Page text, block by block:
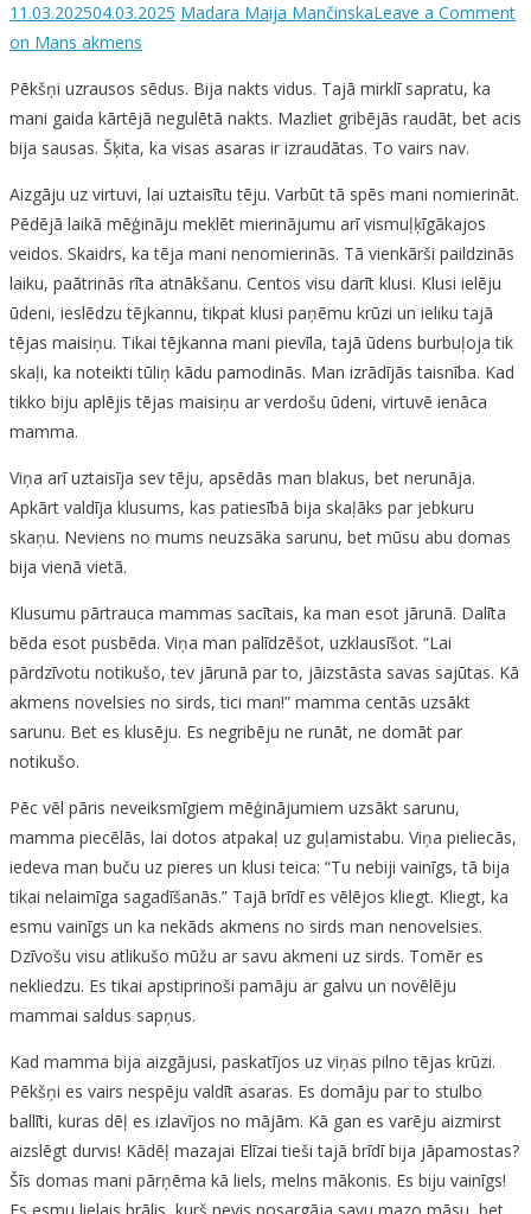
11.03.202504.03.2025 Madara Maija MančinskaLeave a Comment
on Mans akmens
Pēkšņi uzrausos sēdus. Bija nakts vidus. Tajā mirklī sapratu, ka
mani gaida kārtējā negulētā nakts. Mazliet gribējās raudāt, bet acis
bija sausas. Šķita, ka visas asaras ir izraudātas. To vairs nav.
Aizgāju uz virtuvi, lai uztaisītu tēju. Varbūt tā spēs mani nomierināt.
Pēdējā laikā mēģināju meklēt mierinājumu arī vismuļķīgākajos
veidos. Skaidrs, ka tēja mani nenomierinās. Tā vienkārši paildzinās
laiku, paātrinās rīta atnākšanu. Centos visu darīt klusi. Klusi ielēju
ūdeni, ieslēdzu tējkannu, tikpat klusi paņēmu krūzi un ieliku tajā
tējas maisiņu. Tikai tējkanna mani pievīla, tajā ūdens burbuļoja tik
skaļi, ka noteikti tūliņ kādu pamodinās. Man izrādījās taisnība. Kad
tikko biju aplējis tējas maisiņu ar verdošu ūdeni, virtuvē ienāca
mamma.
Viņa arī uztaisīja sev tēju, apsēdās man blakus, bet nerunāja.
Apkārt valdīja klusums, kas patiesībā bija skaļāks par jebkuru
skaņu. Neviens no mums neuzsāka sarunu, bet mūsu abu domas
bija vienā vietā.
Klusumu pārtrauca mammas sacītais, ka man esot jārunā. Dalīta
bēda esot pusbēda. Viņa man palīdzēšot, uzklausīšot. “Lai
pārdzīvotu notikušo, tev jārunā par to, jāizstāsta savas sajūtas. Kā
akmens novelsies no sirds, tici man!” mamma centās uzsākt
sarunu. Bet es klusēju. Es negribēju ne runāt, ne domāt par
notikušo.
Pēc vēl pāris neveiksmīgiem mēģinājumiem uzsākt sarunu,
mamma piecēlās, lai dotos atpakaļ uz guļamistabu. Viņa pieliecās,
iedeva man buču uz pieres un klusi teica: “Tu nebiji vainīgs, tā bija
tikai nelaimīga sagadīšanās.” Tajā brīdī es vēlējos kliegt. Kliegt, ka
esmu vainīgs un ka nekāds akmens no sirds man nenovelsies.
Dzīvošu visu atlikušo mūžu ar savu akmeni uz sirds. Tomēr es
nekliedzu. Es tikai apstiprinoši pamāju ar galvu un novēlēju
mammai saldus sapņus.
Kad mamma bija aizgājusi, paskatījos uz viņas pilno tējas krūzi.
Pēkšņi es vairs nespēju valdīt asaras. Es domāju par to stulbo
ballīti, kuras dēļ es izlavījos no mājām. Kā gan es varēju aizmirst
aizslēgt durvis! Kādēļ mazajai Elīzai tieši tajā brīdī bija jāpamostas?
Šīs domas mani pārņēma kā liels, melns mākonis. Es biju vainīgs!